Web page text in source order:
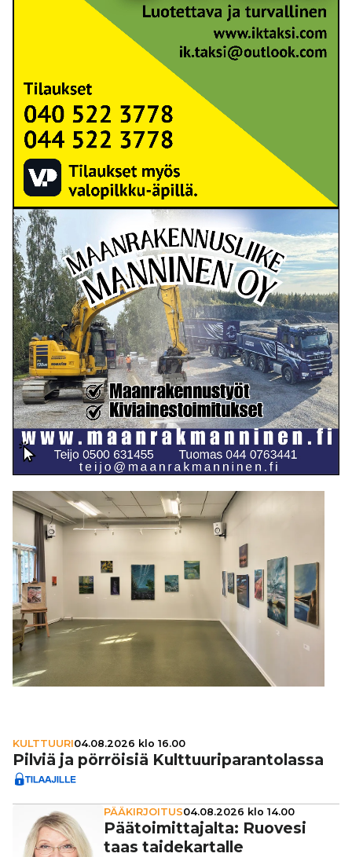
KULTTUURI04.08.2026 klo 16.00
Pilviä ja pörröisiä Kult­tuu­ri­pa­ran­to­lassa
PÄÄKIRJOITUS04.08.2026 klo 14.00
Pää­toi­mit­ta­jalta: Ruovesi
taas tai­de­kar­talle